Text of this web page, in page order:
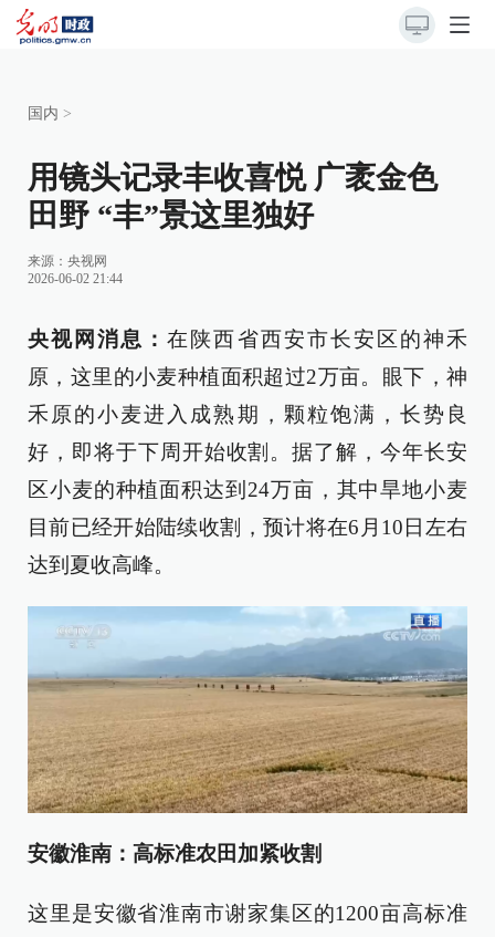
国内 >
用镜头记录丰收喜悦 广袤金色
田野 “丰”景这里独好
来源： 央视网
2026-06-02 21:44
央视网消息：在陕西省西安市长安区的神禾
原，这里的小麦种植面积超过2万亩。眼下，神
禾原的小麦进入成熟期，颗粒饱满，长势良
好，即将于下周开始收割。据了解，今年长安
区小麦的种植面积达到24万亩，其中旱地小麦
目前已经开始陆续收割，预计将在6月10日左右
达到夏收高峰。
安徽淮南：高标准农田加紧收割
这里是安徽省淮南市谢家集区的1200亩高标准